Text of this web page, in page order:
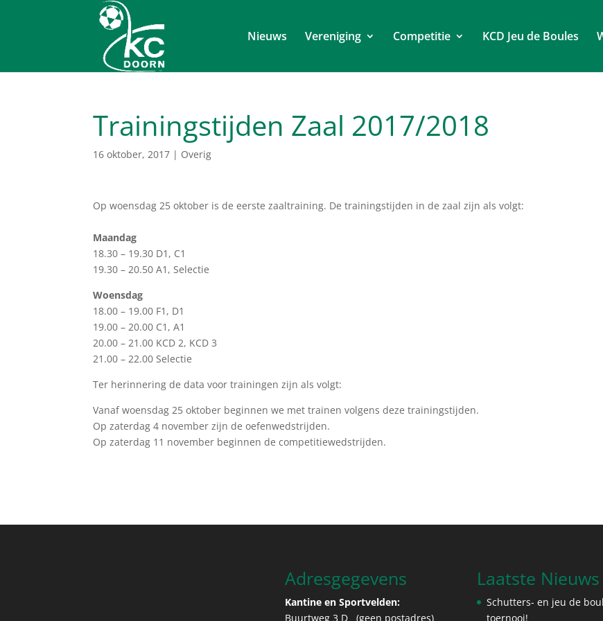
Nieuws Vereniging Competitie KCD Jeu de Boules
Trainingstijden Zaal 2017/2018
16 oktober, 2017 | Overig
Op woensdag 25 oktober is de eerste zaaltraining. De trainingstijden in de zaal zijn als volgt:
Maandag
18.30 – 19.30 D1, C1
19.30 – 20.50 A1, Selectie
Woensdag
18.00 – 19.00 F1, D1
19.00 – 20.00 C1, A1
20.00 – 21.00 KCD 2, KCD 3
21.00 – 22.00 Selectie
Ter herinnering de data voor trainingen zijn als volgt:
Vanaf woensdag 25 oktober beginnen we met trainen volgens deze trainingstijden.
Op zaterdag 4 november zijn de oefenwedstrijden.
Op zaterdag 11 november beginnen de competitiewedstrijden.
Adresgegevens
Kantine en Sportvelden:
Buurtweg 3 D (geen postadres)
Laatste Nieuws
Schutters- en jeu de
toernooi!